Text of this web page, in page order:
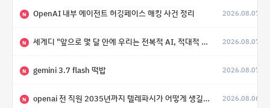
N OpenAI 내부 에이전트 허깅페이스 해킹 사건 정리 2026.08.07
N 세게디 "앞으로 몇 달 안에 우리는 전복적 AI, 적대적 AI 둘 다 보게 될 것" 2026.08.07
N gemini 3.7 flash 떡밥 2026.08.07
N openai 전 직원 2035년까지 텔레파시가 어떻게 생길 수 있는지 2026.08.06